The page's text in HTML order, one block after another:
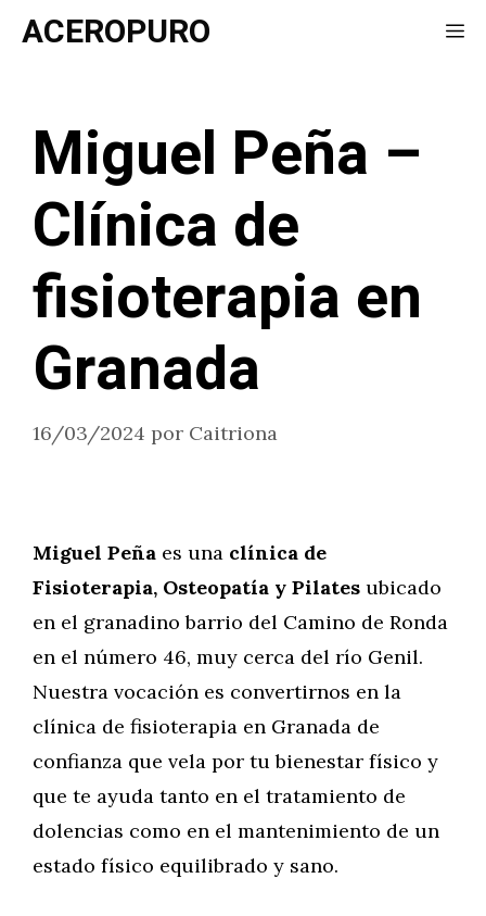
Saltar
ACEROPURO
Miguel Peña –
Clínica de
fisioterapia en
Granada
16/03/2024 por Caitriona
Miguel Peña es una clínica de
Fisioterapia, Osteopatía y Pilates ubicado
en el granadino barrio del Camino de Ronda
en el número 46, muy cerca del río Genil.
Nuestra vocación es convertirnos en la
clínica de fisioterapia en Granada de
confianza que vela por tu bienestar físico y
que te ayuda tanto en el tratamiento de
dolencias como en el mantenimiento de un
estado físico equilibrado y sano.